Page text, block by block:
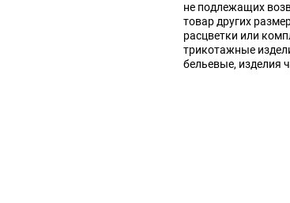
не подлежащих
товар других
расцветки или
трикотажные
бельевые, изделия